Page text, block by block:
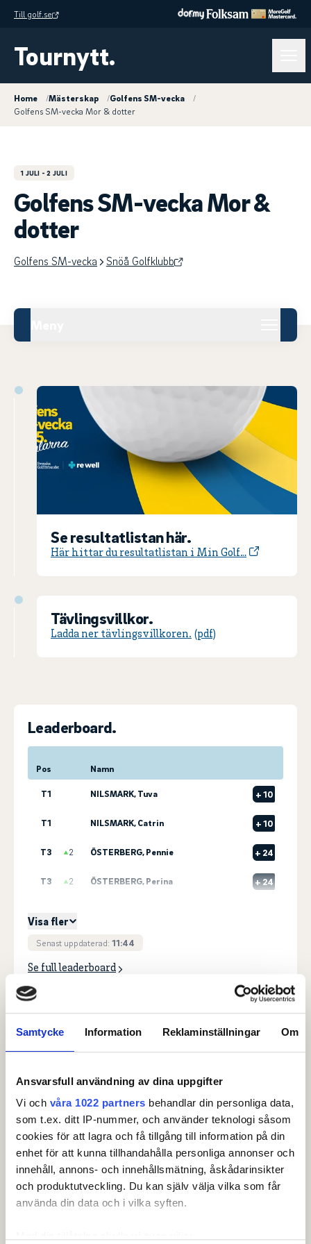
Samtycke Information Reklaminställningar Om
Ansvarsfull användning av dina uppgifter
Vi och våra 1022 partners behandlar din personliga data,
som t.ex. ditt IP-nummer, och använder teknologi såsom
cookies för att lagra och få tillgång till information på din
enhet för att kunna tillhandahålla personliga annonser och
innehåll, annons- och innehållsmätning, åskådarinsikter
och produktutveckling. Du kan själv välja vilka som får
använda din data och i vilka syften.
Till golf.se
Tournytt.
Home /Mästerskap /Golfens SM-vecka
/
Golfens SM-vecka Mor & dotter
1 JULI - 2 JULI
Golfens SM-vecka Mor &
dotter
Golfens SM-vecka Snöå Golfklubb
Se resultatlistan här.
Här hittar du resultatlistan i Min Golf…
Tävlingsvillkor.
Ladda ner tävlingsvillkoren.
Leaderboard.
Pos Namn
T1 NILSMARK, Tuva +10
T1 NILSMARK, Catrin +10
T3 2 ÖSTERBERG, Pennie + 24
T3 2 ÖSTERBERG, Perina +24
Visa fler
Senast uppdaterad: 11:44
Se full leaderboard
Arrangörsklubbar